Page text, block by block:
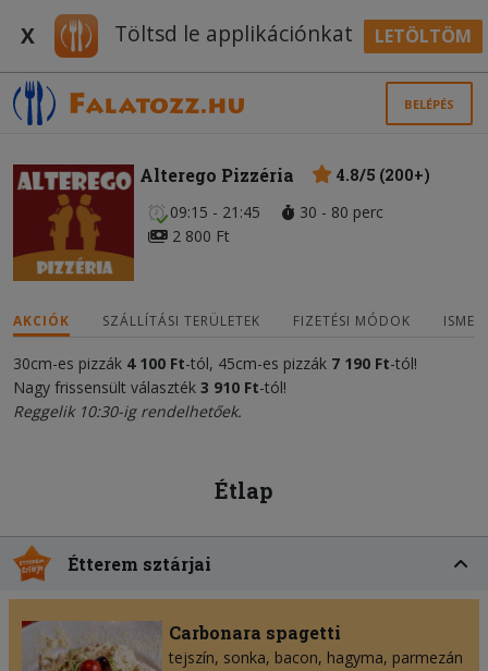
X Töltsd le applikációnkat LETÖLTÖM
BELÉPÉS
Alterego Pizzéria
4.8/5 (200+)
09:15 - 21:45
30 - 80 perc
2 800 Ft
AKCIÓK SZÁLLÍTÁSI TERÜLETEK FIZETÉSI MÓDOK
30cm-es pizzák 4 100 Ft-tól, 45cm-es pizzák 7 190 Ft-tól!
Nagy frissensült választék 3 910 Ft-tól!
Reggelik 10:30-ig rendelhetőek.
Étlap
Étterem sztárjai
Carbonara spagetti
tejszín sonka bacon hagyma parmezán